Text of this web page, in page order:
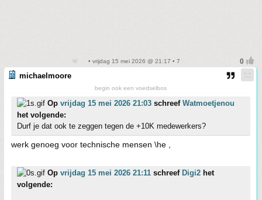
• vrijdag 15 mei 2026 @ 21:17 • 7
michaelmoore
begin ook een voedselbos
Op vrijdag 15 mei 2026 21:03 schreef Watmoetjenou
het volgende:
Durf je dat ook te zeggen tegen de +10K medewerkers?
werk genoeg voor technische mensen \he ,
Op vrijdag 15 mei 2026 21:11 schreef Digi2 het
volgende: